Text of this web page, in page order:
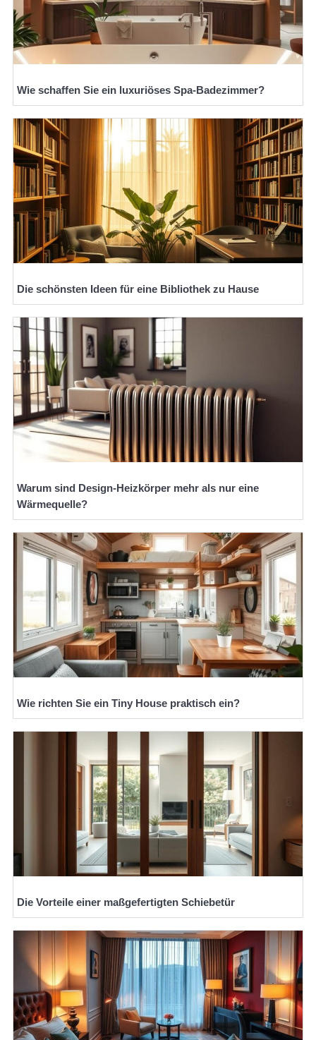
Wie schaffen Sie ein luxuriöses Spa-Badezimmer?
Die schönsten Ideen für eine Bibliothek zu Hause
Warum sind Design-Heizkörper mehr als nur eine
Wärmequelle?
Wie richten Sie ein Tiny House praktisch ein?
Die Vorteile einer maßgefertigten Schiebetür